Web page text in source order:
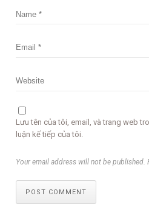
Lưu tên của tôi, email, và trang web
luận kế tiếp của tôi.
Your email address will not be published.
POST COMMENT